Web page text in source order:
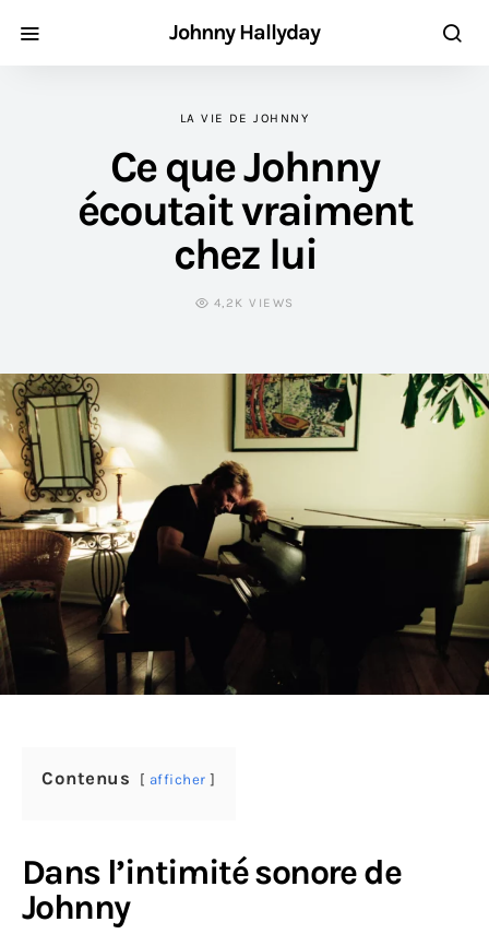
Johnny Hallyday
LA VIE DE JOHNNY
Ce que Johnny
écoutait vraiment
chez lui
4,2K VIEWS
Contenus afficher
Dans l’intimité sonore de
Johnny